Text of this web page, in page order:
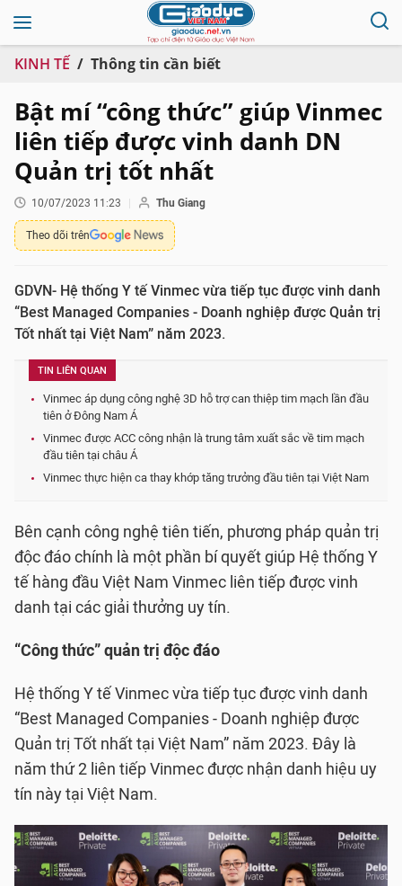
KINH TẾ Thông tin cần biết
Bật mí “công thức” giúp Vinmec
liên tiếp được vinh danh DN
Quản trị tốt nhất
10/07/2023 11:23 Thu Giang
Theo dõi trên
GDVN- Hệ thống Y tế Vinmec vừa tiếp tục được vinh danh
“Best Managed Companies - Doanh nghiệp được Quản trị
Tốt nhất tại Việt Nam” năm 2023.
TIN LIÊN QUAN
Vinmec áp dụng công nghệ 3D hỗ trợ can thiệp tim mạch lần đầu
tiên ở Đông Nam Á
Vinmec được ACC công nhận là trung tâm xuất sắc về tim mạch
đầu tiên tại châu Á
Vinmec thực hiện ca thay khớp tăng trưởng đầu tiên tại Việt Nam
Bên cạnh công nghệ tiên tiến, phương pháp quản trị
độc đáo chính là một phần bí quyết giúp Hệ thống Y
tế hàng đầu Việt Nam Vinmec liên tiếp được vinh
danh tại các giải thưởng uy tín.
“Công thức” quản trị độc đáo
Hệ thống Y tế Vinmec vừa tiếp tục được vinh danh
“Best Managed Companies - Doanh nghiệp được
Quản trị Tốt nhất tại Việt Nam” năm 2023. Đây là
năm thứ 2 liên tiếp Vinmec được nhận danh hiệu uy
tín này tại Việt Nam.